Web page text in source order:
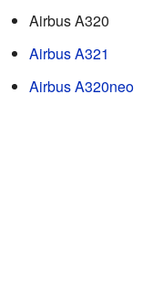
Airbus A320
Airbus A321
Airbus A320neo